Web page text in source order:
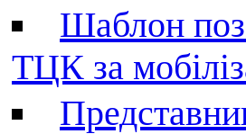
Шаблон
ТЦК за